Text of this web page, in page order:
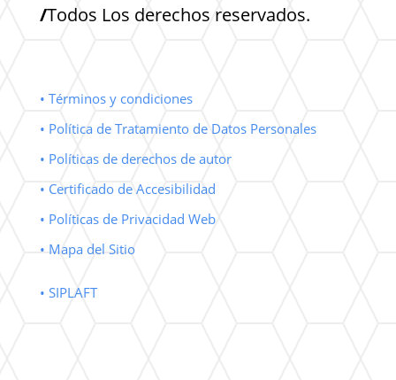
/Todos Los derechos reservados.
• Términos y condiciones
• Política de Tratamiento de Datos Personales
• Políticas de derechos de autor
• Certificado de Accesibilidad
• Políticas de Privacidad Web
• Mapa del Sitio
• SIPLAFT